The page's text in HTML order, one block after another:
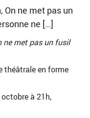
On ne met pas un
ne […]
ne met pas un fusil
théâtrale en forme
à 21h,